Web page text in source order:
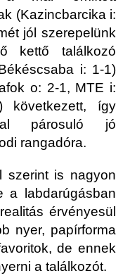
(Kazincbarcika i:
jól szerepelünk
kettő találkozó
i: 1-1)
o: 2-1, MTE i:
következett, így
párosuló jó
rangadóra.
szerint is nagyon
a labdarúgásban
érvényesül
nyer, papírforma
de ennek
a találkozót.